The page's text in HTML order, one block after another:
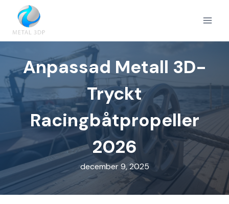
content
Anpassad Metall 3D-
Tryckt
Racingbåtpropeller
2026
december 9, 2025